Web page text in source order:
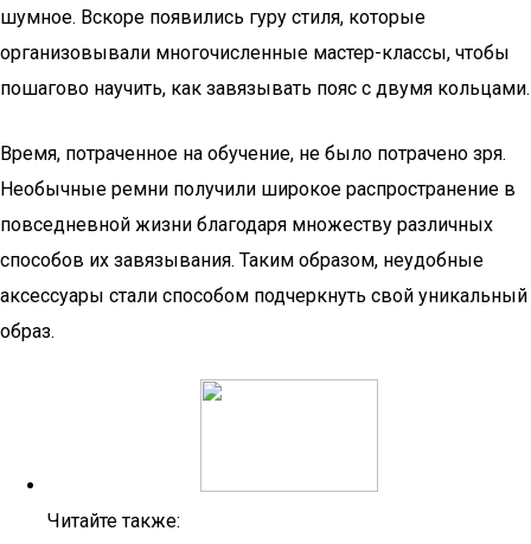
шумное. Вскоре появились гуру стиля, которые
организовывали многочисленные мастер-классы, чтобы
пошагово научить, как завязывать пояс с двумя кольцами.
Время, потраченное на обучение, не было потрачено зря.
Необычные ремни получили широкое распространение в
повседневной жизни благодаря множеству различных
способов их завязывания. Таким образом, неудобные
аксессуары стали способом подчеркнуть свой уникальный
образ.
Читайте также: